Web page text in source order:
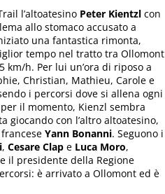
l’altoatesino Peter Kientzl con
allo stomaco accusato a
una fantastica rimonta,
tempo nel tratto tra Ollomont
km/h. Per lui un’ora di riposo a
Christian, Mathieu, Carole e
i percorsi dove si allena ogni
il momento, Kienzl sembra
giocando con l’altro altoatesino,
Yann Bonanni. Seguono i
, Cesare Clap e Luca Moro,
il presidente della Regione
è arrivato a Ollomont ed è